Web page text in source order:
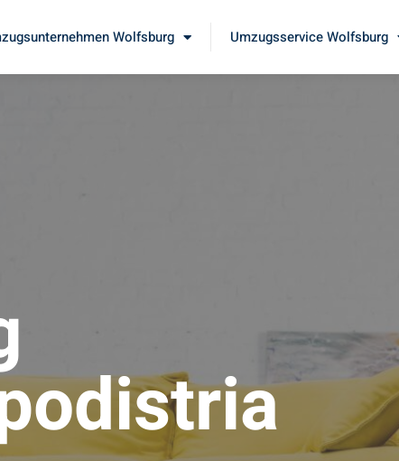
Wolfsburg Umzugsservice Wolfsburg